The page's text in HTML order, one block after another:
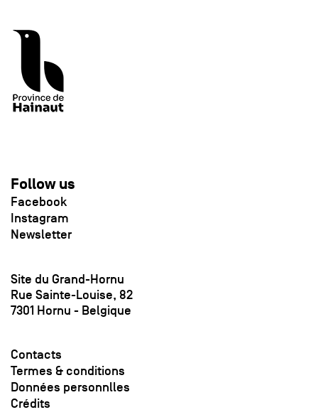
Follow us
Facebook
Instagram
Newsletter
Site du Grand-Hornu
Rue Sainte-Louise, 82
7301 Hornu - Belgique
Contacts
Termes & conditions
Données personnlles
Crédits